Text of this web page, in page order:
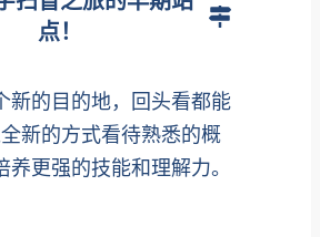
点！
新的目的地，回头看都能
新的方式看待熟悉的概
养更强的技能和理解力。